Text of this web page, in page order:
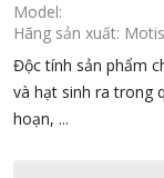
Model:
Hãng sản xuất:
Độc tính sản phẩm
và hạt sinh ra trong
hoạn, ...